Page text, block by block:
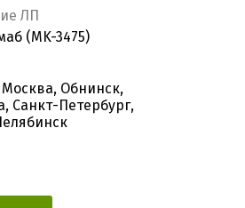
ЛП
(MK-3475)
Москва, Обнинск,
Санкт-Петербург,